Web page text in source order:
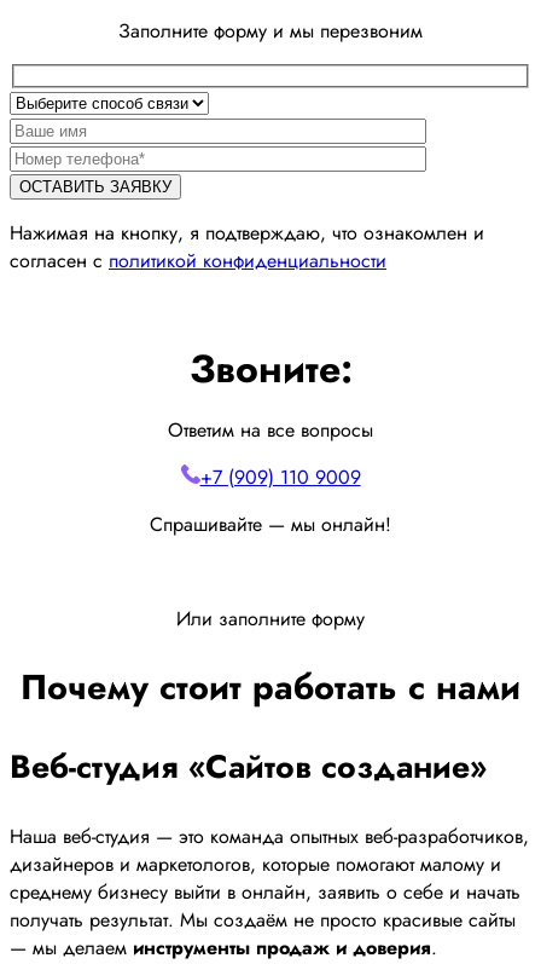
Заполните форму и мы перезвоним
Нажимая на кнопку, я подтверждаю, что ознакомлен и
согласен с политикой конфиденциальности
Звоните:
Ответим на все вопросы
+7 (909) 110 9009
Спрашивайте — мы онлайн!
Или заполните форму
Почему стоит работать с нами
Веб-студия «Сайтов создание»
Наша веб-студия — это команда опытных веб-разработчиков,
дизайнеров и маркетологов, которые помогают малому и
среднему бизнесу выйти в онлайн, заявить о себе и начать
получать результат. Мы создаём не просто красивые сайты
— мы делаем инструменты продаж и доверия.